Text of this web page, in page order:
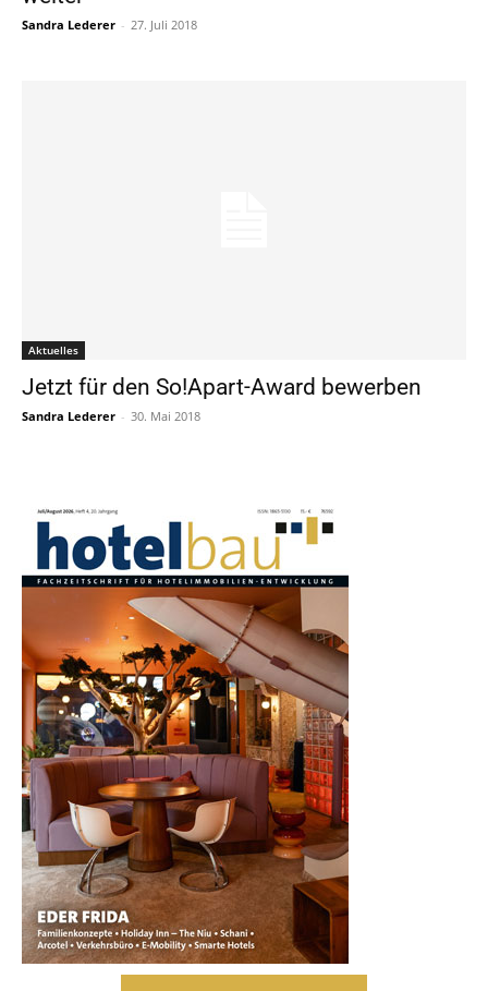
Sandra Lederer - 27. Juli 2018
Aktuelles
Jetzt für den So!Apart-Award bewerben
Sandra Lederer - 30. Mai 2018